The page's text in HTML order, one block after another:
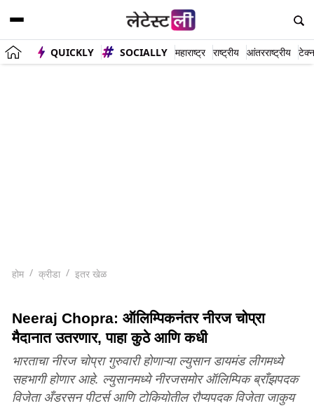
QUICKLY SOCIALLY महाराष्ट्र राष्ट्रीय आंतरराष्ट्रीय
होम क्रीडा इतर खेळ
Neeraj Chopra: ऑलिम्पिकनंतर नीरज चोप्रा
मैदानात उतरणार, पाहा कुठे आणि कधी
भारताचा नीरज चोप्रा गुरुवारी होणाऱ्या ल्युसान डायमंड लीगमध्ये
सहभागी होणार आहे. ल्युसानमध्ये नीरजसमोर ऑलिम्पिक ब्राँझपदक
विजेता अँडरसन पीटर्स आणि टोकियोतील रौप्यपदक विजेता जाकुय